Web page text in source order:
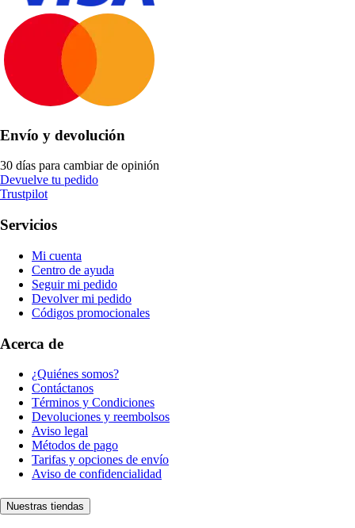
Envío y devolución
30 días para cambiar de opinión
Devuelve tu pedido
Trustpilot
Servicios
Mi cuenta
Centro de ayuda
Seguir mi pedido
Devolver mi pedido
Códigos promocionales
Acerca de
¿Quiénes somos?
Contáctanos
Términos y Condiciones
Devoluciones y reembolsos
Aviso legal
Métodos de pago
Tarifas y opciones de envío
Aviso de confidencialidad
Nuestras tiendas